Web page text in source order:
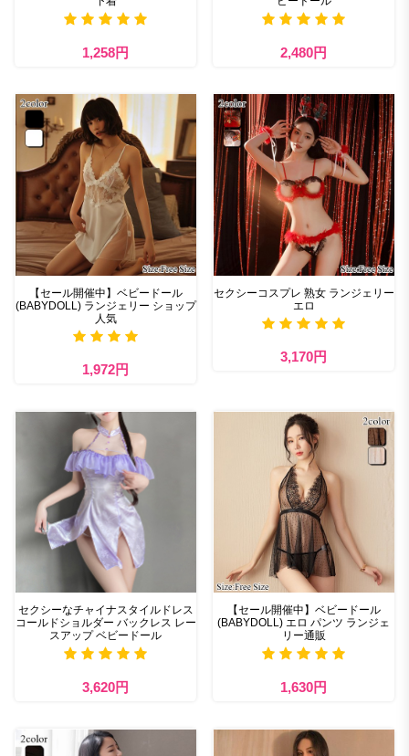
1,258円 2,480円
【セール開催中】ベビードール
(BABYDOLL) ランジェリー ショップ
人気
1,972円
セクシーコスプレ 熟女 ランジェリー
エロ
3,170円
セクシーなチャイナスタイルドレス
コールドショルダー バックレス レー
スアップ ベビードール
3,620円
【セール開催中】ベビードール
(BABYDOLL) エロ パンツ ランジェ
リー通販
1,630円